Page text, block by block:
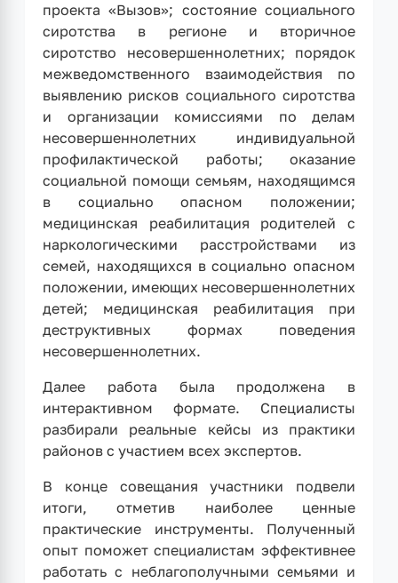
проекта «Вызов»; состояние социального
сиротства в регионе и вторичное
сиротство несовершеннолетних; порядок
межведомственного взаимодействия по
выявлению рисков социального сиротства
и организации комиссиями по делам
несовершеннолетних индивидуальной
профилактической работы; оказание
социальной помощи семьям, находящимся
в социально опасном положении;
медицинская реабилитация родителей с
наркологическими расстройствами из
семей, находящихся в социально опасном
положении, имеющих несовершеннолетних
детей; медицинская реабилитация при
деструктивных формах поведения
несовершеннолетних.
Далее работа была продолжена в
интерактивном формате. Специалисты
разбирали реальные кейсы из практики
районов с участием всех экспертов.
В конце совещания участники подвели
итоги, отметив наиболее ценные
практические инструменты. Полученный
опыт поможет специалистам эффективнее
работать с неблагополучными семьями и